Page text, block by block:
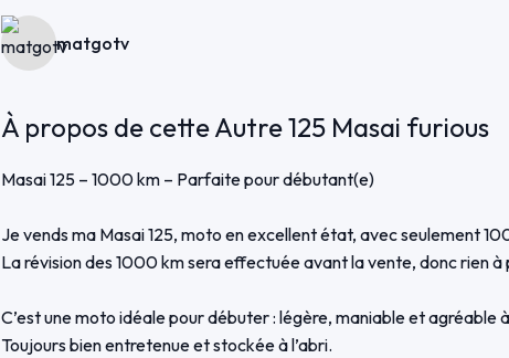
matgotv
À propos de cette Autre 125 Masai furious
Masai 125 – 1000 km – Parfaite pour débutant(e)
Je vends ma Masai 125, moto en excellent état, avec seulement
La révision des 1000 km sera effectuée avant la vente, donc rien à
C’est une moto idéale pour débuter : légère, maniable et agréable
Toujours bien entretenue et stockée à l’abri.